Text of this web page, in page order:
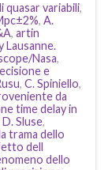
quasar variabili,
, A.
, artin
Nasa,
e
, C. Spiniello,
da
time delay in
D. Sluse,
trama dello
dell
dello